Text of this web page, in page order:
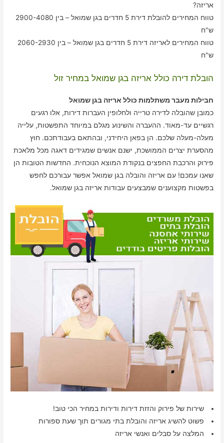
אריזה?
טווח המחירים להובלת דירת 5 חדרים בגן שמואל – בין 2900-4080
ש"ח
טווח המחירים לאריזה דירת 5 חדרים בגן שמואל – בין 2060-2930
ש"ח
הובלת דירה כולל אריזה בגן שמואל במחיר זול
חבילות מעבר משתלמות כולל אריזה בגן שמואל
כמובן שהובלה לדירה טרייה ולחלופין העברות דירות, אלו רגעים
רגשיים עד-מאוד. ההעברה והשינוע מגלם במיוחד התפשטות, עלייה
מעלה-מעלה שלכם. הן בפאן היחידני, ובהתאם בעבודתכם. חוץ
מהסערת יצרים הממושכת, ישנם אנשים שמגידים דאגה מכל מלאכת
פירוק והרכבת החפצים בנקודת המוצא הנוכחית. החדשות הטובות הן
שאנו עמכם! עם אריזה והובלה בגן שמואל אפשר עבורכם לחפש
בפשטות מקצוענים שמבצעים עבודות אריזה בגן שמואל.
שירות של פירוק והזזת דירות ודירות במחיר הכי טוב!
פשוט להשיג אריזה והובלת בתי מגורים תוך שעת ספורות
המלצה על סבלים ואנשי אריזה